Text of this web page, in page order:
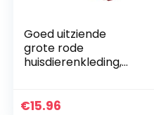
Goed uitziende
grote rode
huisdierenkleding,
huisdierenkleding,
€15.96